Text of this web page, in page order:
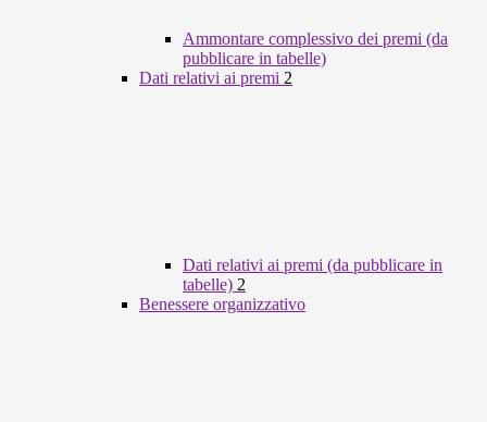
Ammontare complessivo dei premi (da
pubblicare in tabelle)
Dati relativi ai premi 2
Dati relativi ai premi (da pubblicare in
tabelle) 2
Benessere organizzativo